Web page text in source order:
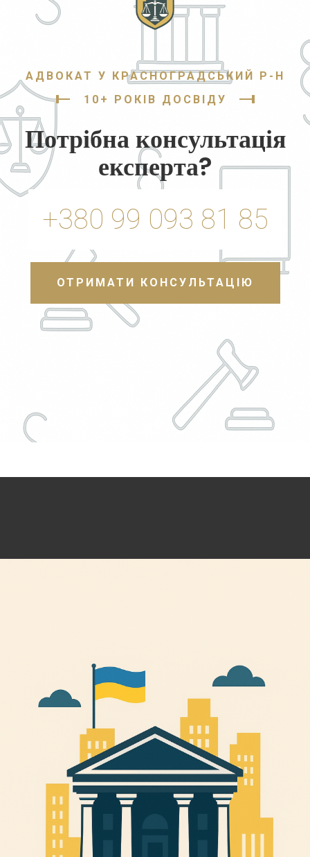
АДВОКАТ У КРАСНОГРАДСЬКИЙ Р-Н
10+ РОКІВ ДОСВІДУ
Потрібна консультація
експерта?
+380 99 093 81 85
ОТРИМАТИ КОНСУЛЬТАЦІЮ